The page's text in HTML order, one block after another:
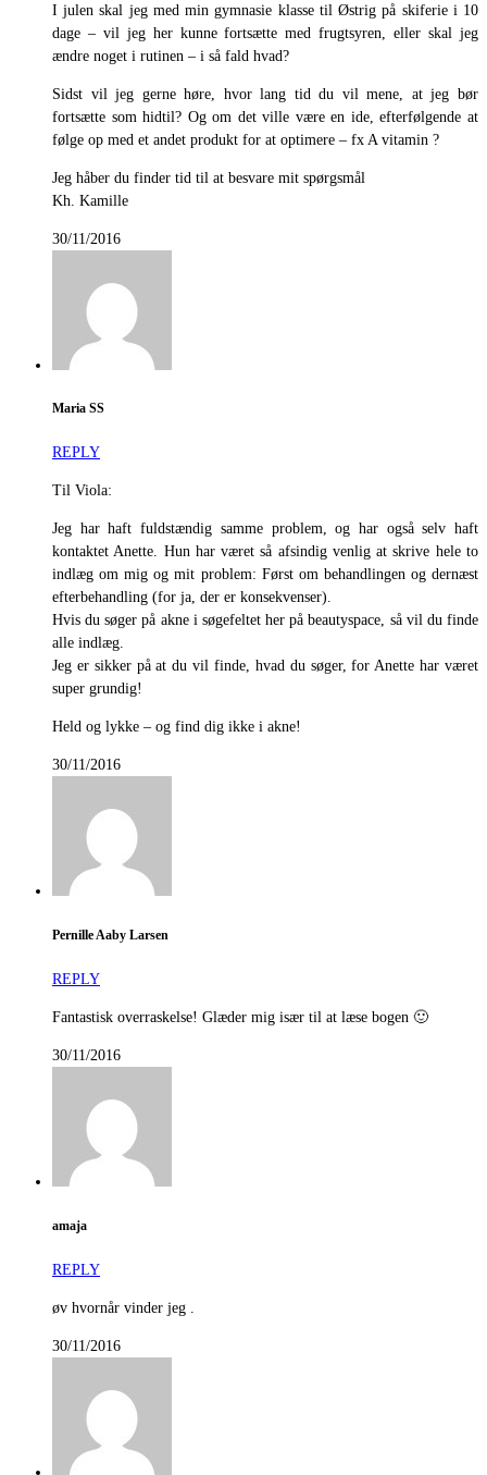
I julen skal jeg med min gymnasie klasse til Østrig på skiferie i 10
dage – vil jeg her kunne fortsætte med frugtsyren, eller skal jeg
ændre noget i rutinen – i så fald hvad?
Sidst vil jeg gerne høre, hvor lang tid du vil mene, at jeg bør
fortsætte som hidtil? Og om det ville være en ide, efterfølgende at
følge op med et andet produkt for at optimere – fx A vitamin ?
Jeg håber du finder tid til at besvare mit spørgsmål
Kh. Kamille
30/11/2016
Maria SS
REPLY
Til Viola:
Jeg har haft fuldstændig samme problem, og har også selv haft
kontaktet Anette. Hun har været så afsindig venlig at skrive hele to
indlæg om mig og mit problem: Først om behandlingen og dernæst
efterbehandling (for ja, der er konsekvenser).
Hvis du søger på akne i søgefeltet her på beautyspace, så vil du finde
alle indlæg.
Jeg er sikker på at du vil finde, hvad du søger, for Anette har været
super grundig!
Held og lykke – og find dig ikke i akne!
30/11/2016
Pernille Aaby Larsen
REPLY
Fantastisk overraskelse! Glæder mig især til at læse bogen 🙂
30/11/2016
amaja
REPLY
øv hvornår vinder jeg .
30/11/2016